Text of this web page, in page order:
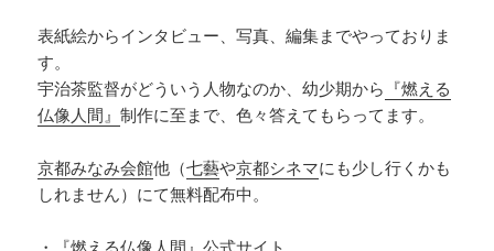
表紙絵からインタビュー、写真、編集までやっておりま
す。
宇治茶監督がどういう人物なのか、幼少期から 『燃える
仏像人間』制作に至まで、色々答えてもらってます。
京都みなみ会館他（七藝や京都シネマにも少し行くかも
しれません）にて無料配布中。
・『燃える仏像人間』公式サイト